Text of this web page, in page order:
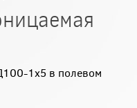
1х5 в полевом